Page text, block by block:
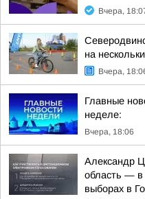
Вчера,
на
Вчера,
Главные
неделе:
Вчера, 18:06
Александр
область — в
выборах в